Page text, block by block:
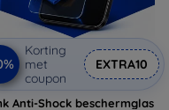
Korting
met
coupon
EXTRA10
Anti-Shock beschermglas